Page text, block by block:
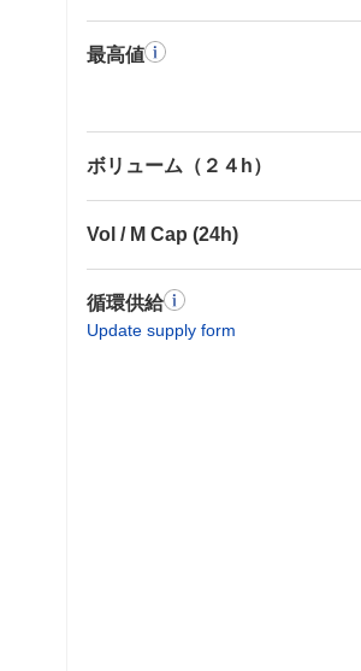
最高値
ボリューム（２４h）
Vol / M Cap (24h)
循環供給
Update supply form